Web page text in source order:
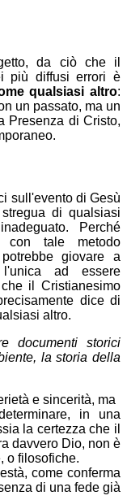
da ciò che il
più diffusi errori è
qualsiasi altro:
un passato, ma un
Presenza di Cristo,
sull'evento di Gesù
di qualsiasi
Perché
con tale metodo
giovare a
ad essere
il Cristianesimo
dice di
altro.
documenti storici
la storia della
e sincerità, ma
in una
la certezza che il
davvero Dio, non è
o filosofiche.
come conferma
di una fede già